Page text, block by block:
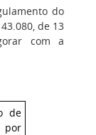
do
de 13
com a
de